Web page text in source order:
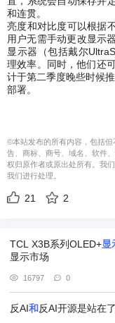
和连贯。
亮度和对比度可以根据
用户无需手动更改显示
显示器（包括戴尔
理效率。同时，他们还
计于第二季度晚些时候
部署。
©本站发布的所有内容，包括
告、商标、商号、域名、软件
权归原作者或原出处所有。我
我们进行处理。
21 2
TCL X3B系列OLED+显
显示市场
16797 0
反AI和反AI开源是站在